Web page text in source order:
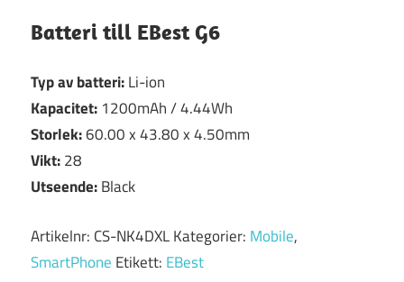
Batteri till EBest G6
Typ av batteri:Li-ion
Kapacitet: 1200mAh / 4.44Wh
Storlek:60.00 x 43.80 x 4.50mm
Vikt:28
Utseende:Black
Artikelnr: CS-NK4DXLKategorier: Mobile,
SmartPhone Etikett: EBest